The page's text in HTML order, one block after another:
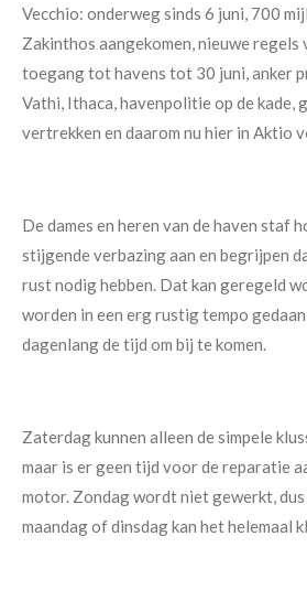
Vecchio: onderweg sinds 6 juni, 700
Zakinthos aangekomen, nieuwe regels
toegang tot havens tot 30 juni, anker
Vathi, Ithaca, havenpolitie op de kade,
vertrekken en daarom nu hier in Aktio
De dames en heren van de haven staf
stijgende verbazing aan en begrijpen
rust nodig hebben. Dat kan geregeld
worden in een erg rustig tempo
dagenlang de tijd om bij te komen.
Zaterdag kunnen alleen de simpele
maar is er geen tijd voor de reparatie
motor. Zondag wordt niet gewerkt,
maandag of dinsdag kan het helemaal